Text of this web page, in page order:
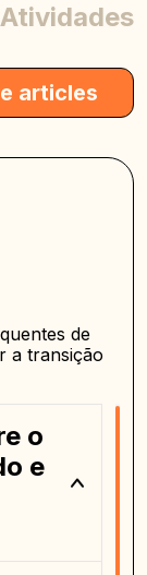
Atividades
articles
de
a transição
o
e